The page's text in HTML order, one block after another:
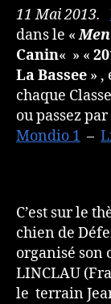
11 Mai 2013.
dans le «
Canin« » «
La Bassee » ,
chaque
ou passez
Mondio 1 –
C’est sur le
chien de
organisé son
LINCLAU
le terrain